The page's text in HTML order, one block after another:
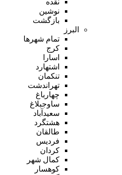
نوشین
بازگشت
البرز
تمام شهر‌ها
کرج
اسارا
اشتهارد
تنکمان
تهراندشت
چهارباغ
ساوجبلاغ
سعیدآباد
هشتگرد
طالقان
فردیس
کردان
کمال شهر
کوهسار